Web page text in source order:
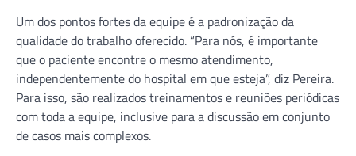
Um dos pontos fortes da equipe é a padronização da
qualidade do trabalho oferecido. “Para nós, é importante
que o paciente encontre o mesmo atendimento,
independentemente do hospital em que esteja”, diz Pereira.
Para isso, são realizados treinamentos e reuniões periódicas
com toda a equipe, inclusive para a discussão em conjunto
de casos mais complexos.